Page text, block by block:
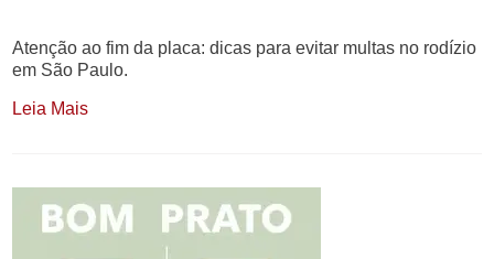
Atenção ao fim da placa: dicas para evitar multas no rodízio
em São Paulo.
Leia Mais